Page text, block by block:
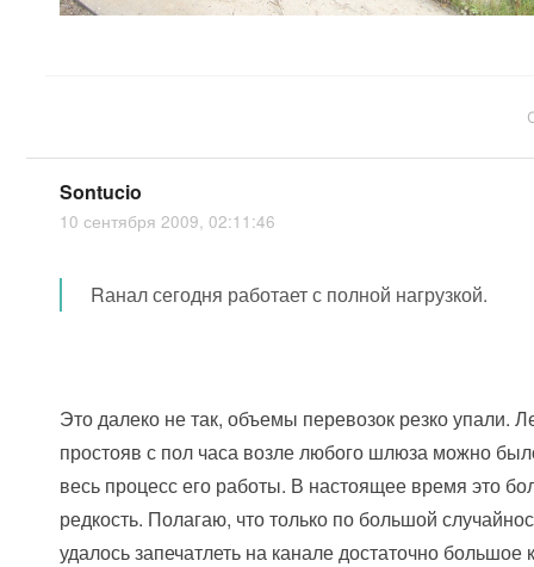
Sontucio
10 сентября 2009, 02:11:46
Rанал сегодня работает с полной нагрузкой.
Это далеко не так, объемы перевозок резко упали.
простояв с пол часа возле любого шлюза можно
весь процесс его работы. В настоящее время это
редкость. Полагаю, что только по большой
удалось запечатлеть на канале достаточно большое